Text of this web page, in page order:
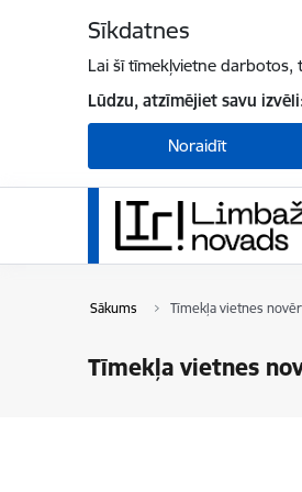
Sīkdatnes
Lai šī tīmekļvietne darbotos,
Lūdzu, atzīmējiet savu
Noraidīt
Sākums Tīmekļa vietnes
Tīmekļa vietnes